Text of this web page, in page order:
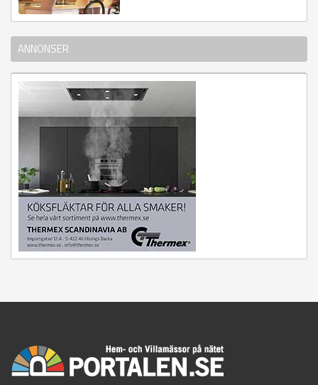
ANNONSER